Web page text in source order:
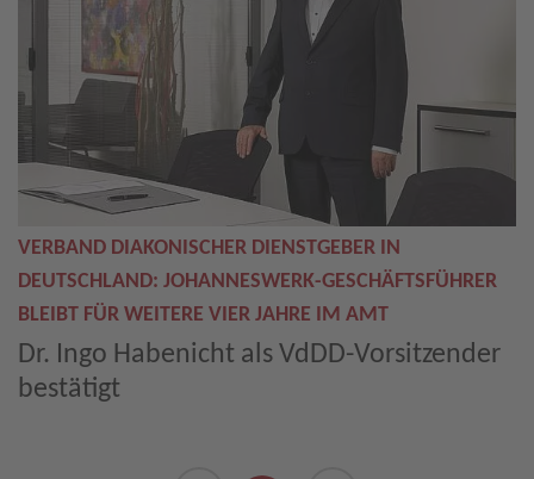
VERBAND DIAKONISCHER DIENSTGEBER IN
DEUTSCHLAND: JOHANNESWERK-GESCHÄFTSFÜHRER
BLEIBT FÜR WEITERE VIER JAHRE IM AMT
Dr. Ingo Habenicht als VdDD-Vorsitzender
bestätigt